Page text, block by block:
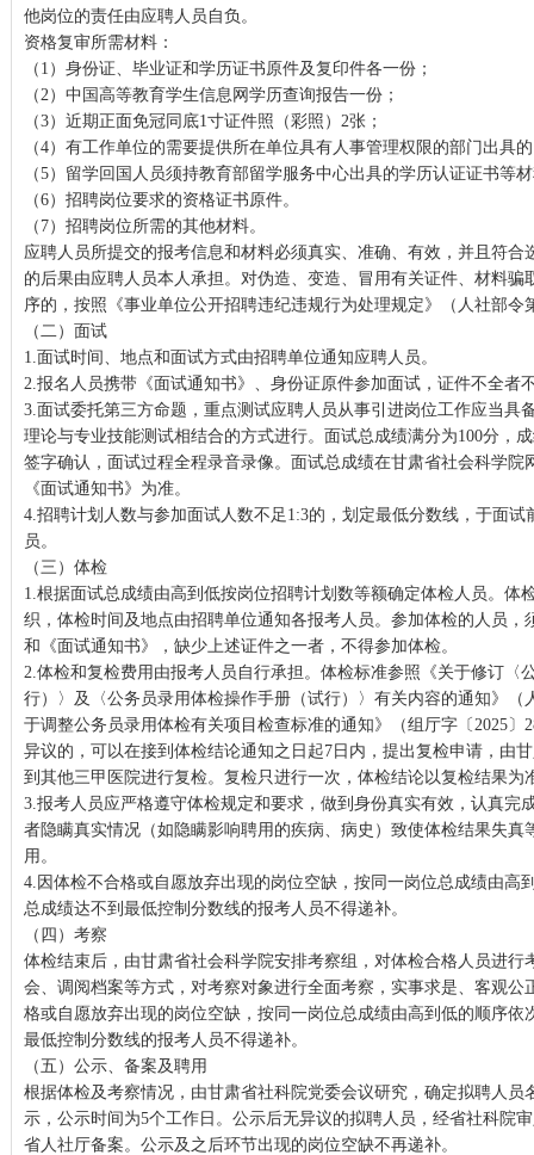
他岗位的责任由应聘人员自负。
资格复审所需材料：
（1）身份证、毕业证和学历证书原件及复印件各一份；
（2）中国高等教育学生信息网学历查询报告一份；
（3）近期正面免冠同底1寸证件照（彩照）2张；
（4）有工作单位的需要提供所在单位具有人事管理权限的部门出具
（5）留学回国人员须持教育部留学服务中心出具的学历认证证书等
（6）招聘岗位要求的资格证书原件。
（7）招聘岗位所需的其他材料。
应聘人员所提交的报考信息和材料必须真实、准确、有效，并且符合
的后果由应聘人员本人承担。对伪造、变造、冒用有关证件、材料骗
序的，按照《事业单位公开招聘违纪违规行为处理规定》（人社部令
（二）面试
1.面试时间、地点和面试方式由招聘单位通知应聘人员。
2.报名人员携带《面试通知书》、身份证原件参加面试，证件不全者
3.面试委托第三方命题，重点测试应聘人员从事引进岗位工作应当具
理论与专业技能测试相结合的方式进行。面试总成绩满分为100分，
签字确认，面试过程全程录音录像。面试总成绩在甘肃省社会科学院
《面试通知书》为准。
4.招聘计划人数与参加面试人数不足1:3的，划定最低分数线，于面
员。
（三）体检
1.根据面试总成绩由高到低按岗位招聘计划数等额确定体检人员。体
织，体检时间及地点由招聘单位通知各报考人员。参加体检的人员，
和《面试通知书》，缺少上述证件之一者，不得参加体检。
2.体检和复检费用由报考人员自行承担。体检标准参照《关于修订〈
行）〉及〈公务员录用体检操作手册（试行）〉有关内容的通知》（
于调整公务员录用体检有关项目检查标准的通知》（组厅字〔2025〕
异议的，可以在接到体检结论通知之日起7日内，提出复检申请，由
到其他三甲医院进行复检。复检只进行一次，体检结论以复检结果为
3.报考人员应严格遵守体检规定和要求，做到身份真实有效，认真完
者隐瞒真实情况（如隐瞒影响聘用的疾病、病史）致使体检结果失真
用。
4.因体检不合格或自愿放弃出现的岗位空缺，按同一岗位总成绩由高
总成绩达不到最低控制分数线的报考人员不得递补。
（四）考察
体检结束后，由甘肃省社会科学院安排考察组，对体检合格人员进行
会、调阅档案等方式，对考察对象进行全面考察，实事求是、客观公
格或自愿放弃出现的岗位空缺，按同一岗位总成绩由高到低的顺序依
最低控制分数线的报考人员不得递补。
（五）公示、备案及聘用
根据体检及考察情况，由甘肃省社科院党委会议研究，确定拟聘人员
示，公示时间为5个工作日。公示后无异议的拟聘人员，经省社科院
省人社厅备案。公示及之后环节出现的岗位空缺不再递补。